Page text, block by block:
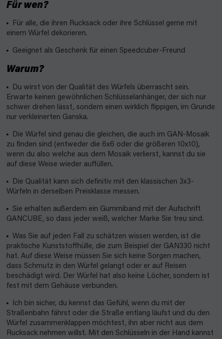
Für wen?
Für alle, die ihren Rucksack oder ihre Schlüssel gerne mit
einem Würfel dekorieren.
Geeignet als Geschenk für einen Speedcuber-Freund
Warum?
Du wirst von der Qualität des Würfels überrascht sein.
Erwarte keinen gewöhnlichen Schlüsselanhänger, der sich nur
schwer drehen lässt, sondern einen wirklich flippigen, im Grunde
nur verkleinerten Ganska.
Die Würfel sind genau die gleichen, die auch im GAN-Mosaik
zu finden sind (entweder die 6x6 oder die größeren 10x10),
wenn du also welche aus dem Mosaik verlierst, kannst du sie
auf diese Weise wieder auffüllen.
Die Qualität kann sich definitiv mit den klassischen 3x3-
Würfeln in derselben Preisklasse messen.
Sie erhalten außerdem ein Gummiband mit der Aufschrift
GANCUBE, so dass jeder weiß, welcher Marke Sie treu sind.
Was Sie auf jeden Fall zu schätzen wissen werden, ist die
praktische Kunststoffhülle, die zum Beispiel der GAN330 nicht
hat. Auf diese Weise müssen Sie sich keine Sorgen machen,
dass Schmutz in den Würfel gelangt oder er auf Reisen
beschädigt wird. Der Würfel hat also keine Löcher, sondern ist
fest mit dem Gehäuse verbunden.
Ich bin sicher, du kennst das Gefühl, wenn du mit der
Straßenbahn fährst oder die Straße entlang läufst und du den
Würfel zusammenklappen möchtest, ihn aber nicht aus dem
Rucksack nehmen willst. Mit den Schlüsseln in der Hand kannst